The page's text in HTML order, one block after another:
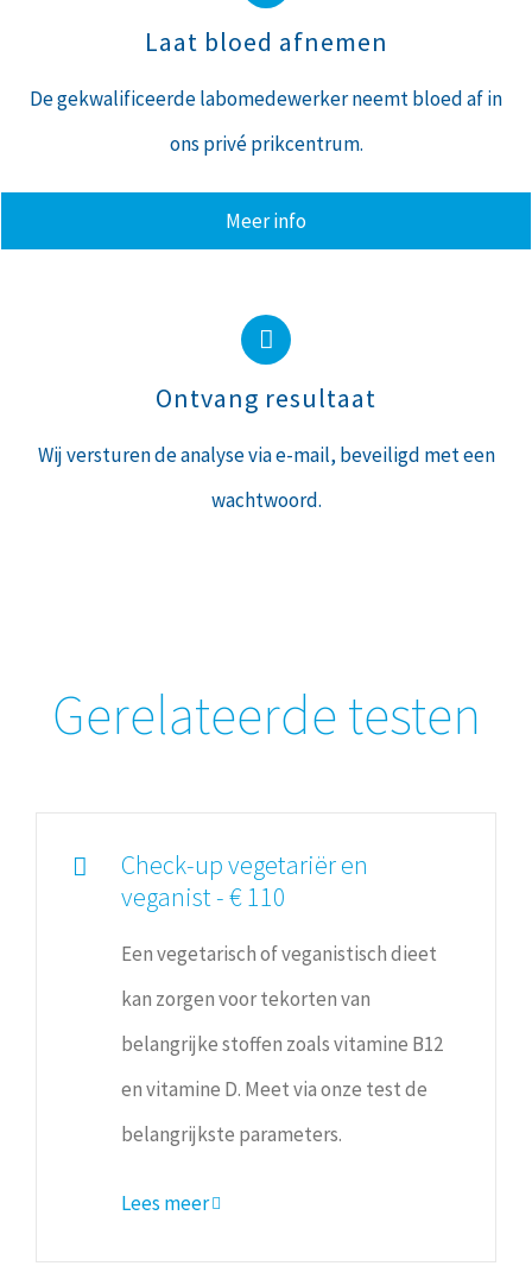
Laat bloed afnemen
De gekwalificeerde labomedewerker neemt bloed af in
ons privé prikcentrum.
Meer info
Ontvang resultaat
Wij versturen de analyse via e-mail, beveiligd met een
wachtwoord.
Gerelateerde testen
Check-up vegetariër en
veganist - € 110
Een vegetarisch of veganistisch dieet
kan zorgen voor tekorten van
belangrijke stoffen zoals vitamine B12
en vitamine D. Meet via onze test de
belangrijkste parameters.
Lees meer